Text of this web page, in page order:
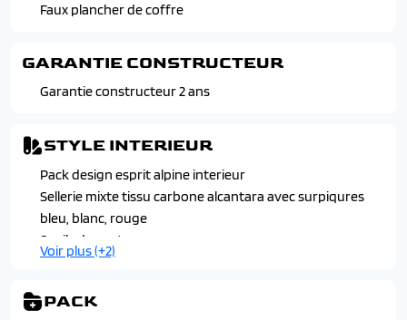
Feux led adaptative vision (avec fonction antibrouillard
Pack design esprit alpine exterieur
Passages de roues et bas de caisse noir brillant
Faux plancher de coffre
GARANTIE CONSTRUCTEUR
Garantie constructeur 2 ans
STYLE INTERIEUR
Pack design esprit alpine interieur
Sellerie mixte tissu carbone alcantara avec surpiqures
bleu, blanc, rouge
Seuils de porte
Tableau de bord avec ecran numerique couleur 12.3"
Voir plus (+2)
PACK